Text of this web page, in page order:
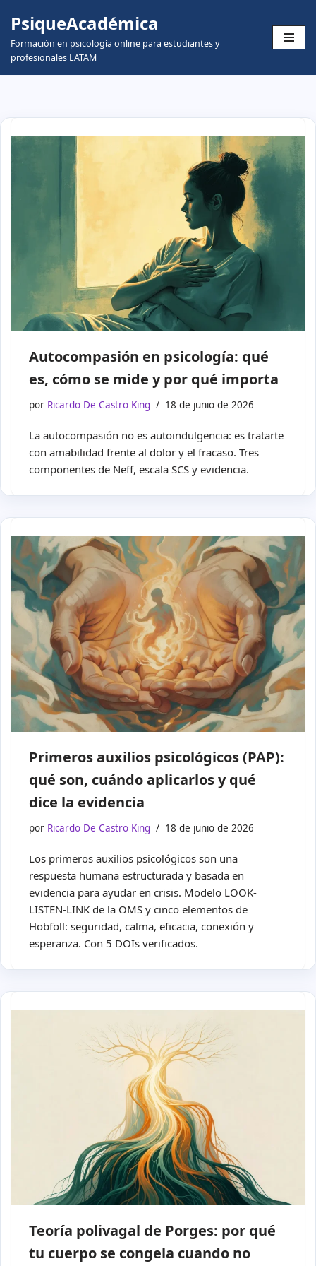
Skip
to
content
PsiqueAcadémica
Formación en psicología online para estudiantes y
profesionales LATAM
Autocompasión en psicología: qué
es, cómo se mide y por qué importa
por Ricardo De Castro King 18 de junio de 2026
La autocompasión no es autoindulgencia: es tratarte
con amabilidad frente al dolor y el fracaso. Tres
componentes de Neff, escala SCS y evidencia.
Primeros auxilios psicológicos (PAP):
qué son, cuándo aplicarlos y qué
dice la evidencia
por Ricardo De Castro King 18 de junio de 2026
Los primeros auxilios psicológicos son una
respuesta humana estructurada y basada en
evidencia para ayudar en crisis. Modelo LOOK-
LISTEN-LINK de la OMS y cinco elementos de
Hobfoll: seguridad, calma, eficacia, conexión y
esperanza. Con 5 DOIs verificados.
Teoría polivagal de Porges: por qué
tu cuerpo se congela cuando no